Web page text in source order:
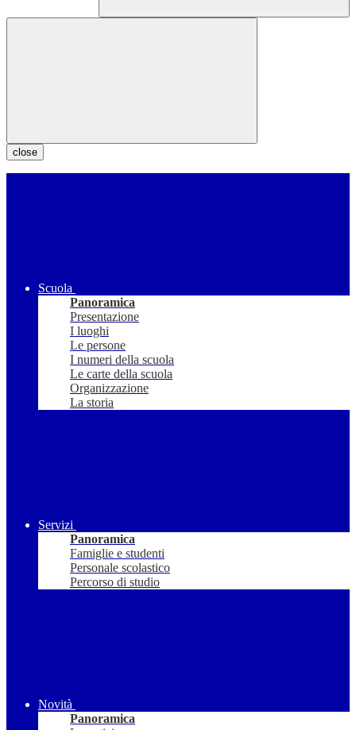
close
Scuola
Panoramica
Presentazione
I luoghi
Le persone
I numeri della scuola
Le carte della scuola
Organizzazione
La storia
Servizi
Panoramica
Famiglie e studenti
Personale scolastico
Percorso di studio
Novità
Panoramica